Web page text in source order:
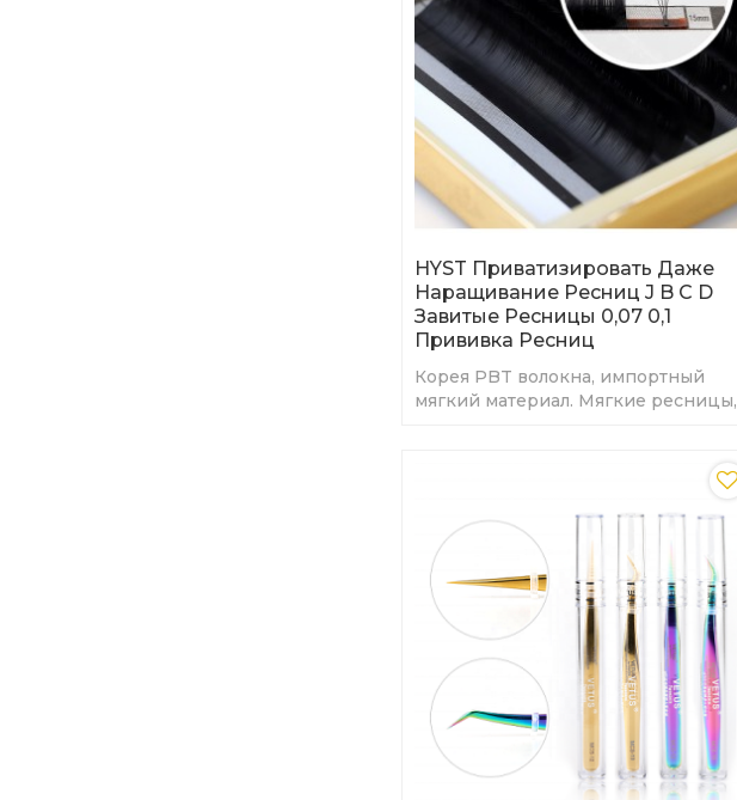
HYST Приватизировать Даже
Наращивание Ресниц J B C D
Завитые Ресницы 0,07 0,1
Прививка Ресниц
Корея PBT волокна, импортный
мягкий материал. Мягкие ресницы,